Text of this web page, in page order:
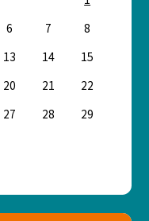
6 7
8
13 14
15
20 21
22
27 28
29